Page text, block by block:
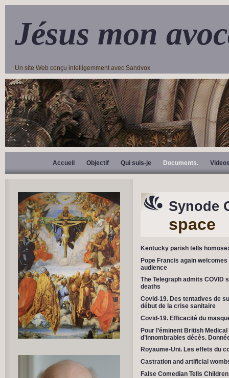
Jésus mon
Un site Web conçu intelligemment avec Sandvox
Accueil Objectif Qui suis-je Documents.
Synode
space
Kentucky parish tells
Pope Francis again
audience
The Telegraph admits
deaths
Covid-19. Des tentatives de
début de la crise sanitaire
Covid-19. Efficacité du
Pour l’éminent British
d’innombrables décès.
Royaume-Uni. Les effets du
Castration and artificial
False Comedian Tells